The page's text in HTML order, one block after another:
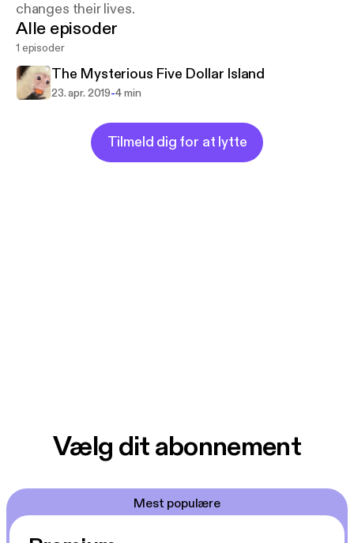
changes their lives.
Alle episoder
1 episoder
The Mysterious Five Dollar Island
23. apr. 2019-4 min
Tilmeld dig for at lytte
Vælg dit abonnement
Mest populære